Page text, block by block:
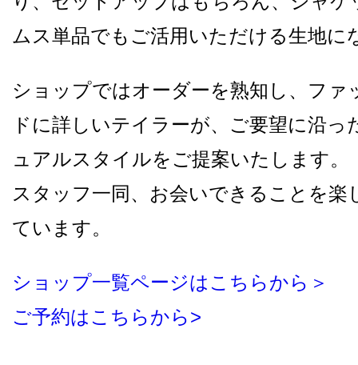
ムス単品でもご活用いただける生地に
ショップではオーダーを熟知し、ファ
ドに詳しいテイラーが、ご要望に沿っ
ュアルスタイルをご提案いたします。
スタッフ一同、お会いできることを楽
ています。
ショップ一覧ページはこちらから＞
ご予約はこちらから>